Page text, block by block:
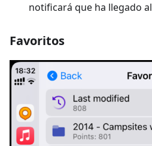
notificará que ha llegado al
Favoritos